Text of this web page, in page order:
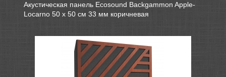
Акустическая панель Ecosound Backgammon Apple-
Locarno 50 х 50 см 33 мм коричневая